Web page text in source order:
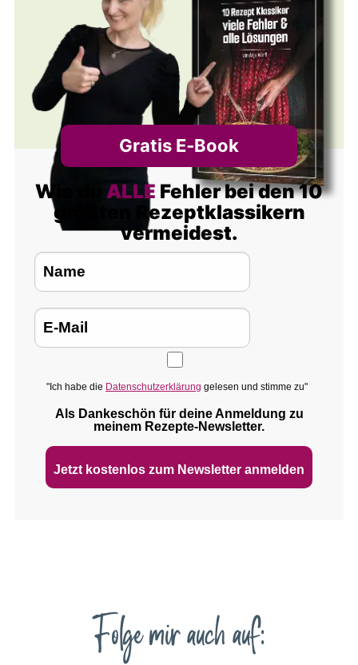
Gratis E‑Book
Wie du ALLE Fehler bei den 10
größten Rezeptklassikern
vermeidest.
"Ich habe die Datenschutzerklärung gelesen und stimme zu"
Als Dankeschön für deine Anmeldung zu
meinem Rezepte‑Newsletter.
Jetzt kostenlos zum Newsletter anmelden
Folge mir auch auf: